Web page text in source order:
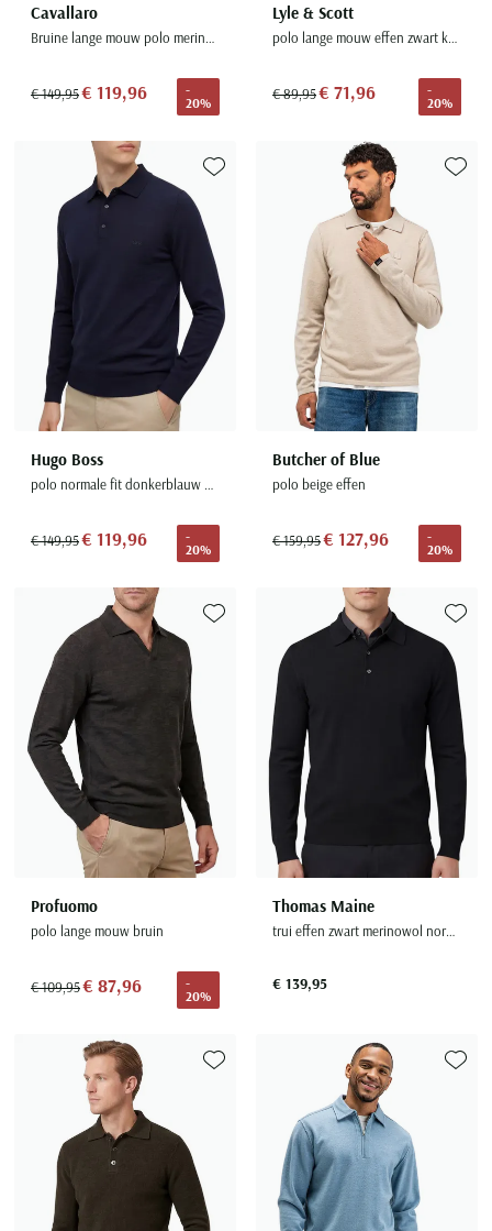
Cavallaro
Bruine lange mouw polo merinowol
€ 149,95€ 119,96
-
20%
Lyle & Scott
polo lange mouw effen zwart katoen
€ 89,95€ 71,96
-
20%
Hugo Boss
polo normale fit donkerblauw effen
€ 149,95€ 119,96
-
20%
Toevoegen aan favorieten
Butcher of Blue
polo beige effen
€ 159,95€ 127,96
-
20%
Profuomo
polo lange mouw bruin
€ 109,95€ 87,96
-
20%
Toevoegen aan favorieten
Thomas Maine
trui effen zwart merinowol normale fit
€ 139,95
Toevoegen aan favorieten